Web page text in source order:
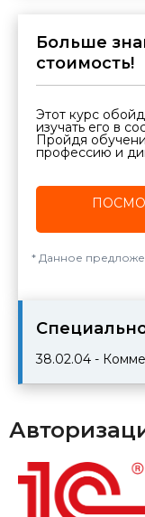
Больше
стоимость!
Этот курс
изучать его в
Пройдя
профессию и
Данное
38.02.04 -